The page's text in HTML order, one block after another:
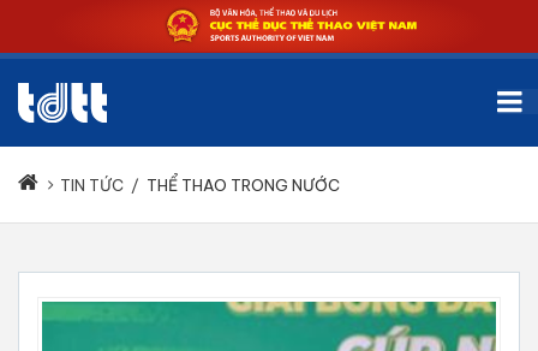
TIN TỨC / THỂ THAO TRONG NƯỚC